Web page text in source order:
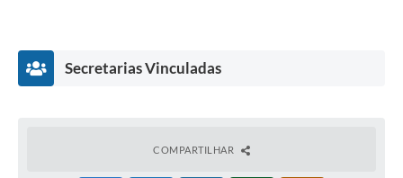
Secretarias Vinculadas
COMPARTILHAR